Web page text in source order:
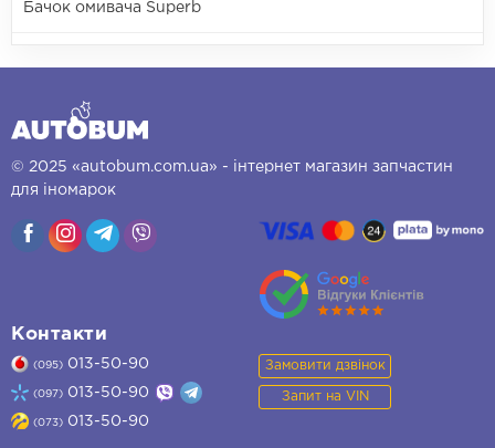
Бачок омивача Superb
© 2025 «autobum.com.ua» - інтернет магазин запчастин
для іномарок
Контакти
(095) 013-50-90
(097) 013-50-90
(073) 013-50-90
Замовити дзвінок
Запит на VIN